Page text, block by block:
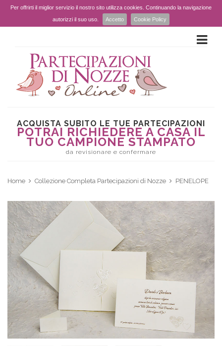
Per offrirti il miglior servizio il nostro sito utilizza cookies. Continuando la navigazione
autorizzi il suo uso.
Accetto Cookie Policy
ACQUISTA SUBITO LE TUE PARTECIPAZIONI
POTRAI RICHIEDERE A CASA IL
TUO CAMPIONE STAMPATO
da revisionare e confermare
Home Collezione Completa Partecipazioni di Nozze PENELOPE